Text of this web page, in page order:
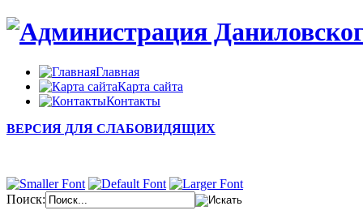
Главная
Карта сайта
Контакты
ВЕРСИЯ ДЛЯ СЛАБОВИДЯЩИХ
Поиск: